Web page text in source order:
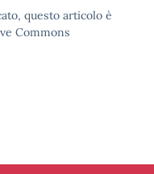
questo articolo è
Commons